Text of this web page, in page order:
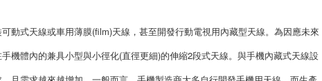
動式天線或車用薄膜(film)天線，甚至開發行動電視用內藏型天線。為因應未來
機體內的兼具小型與小徑化(直徑更細)的伸縮2段式天線。與手機內藏式天線設